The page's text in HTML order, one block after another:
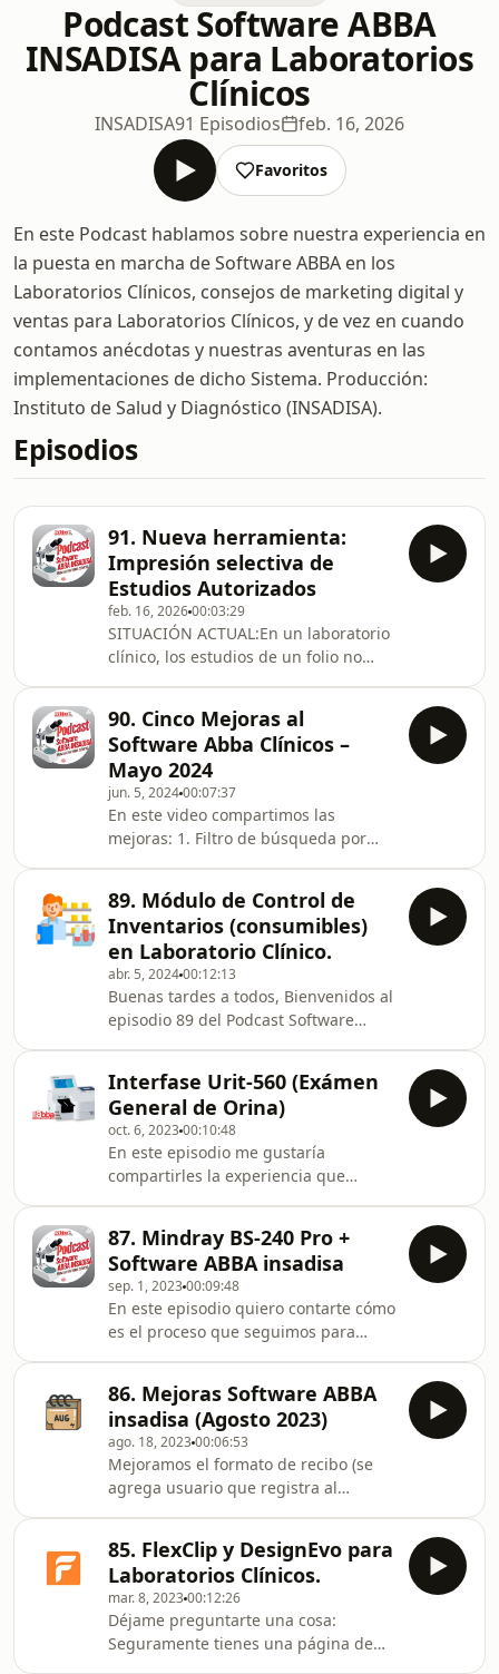
Podcast Software ABBA
INSADISA para Laboratorios
Clínicos
INSADISA91 Episodios feb. 16, 2026
Favoritos
En este Podcast hablamos sobre nuestra experiencia en
la puesta en marcha de Software ABBA en los
Laboratorios Clínicos, consejos de marketing digital y
ventas para Laboratorios Clínicos, y de vez en cuando
contamos anécdotas y nuestras aventuras en las
implementaciones de dicho Sistema. Producción:
Instituto de Salud y Diagnóstico (INSADISA).
Episodios
91. Nueva herramienta:
Impresión selectiva de
Estudios Autorizados
feb. 16, 202600:03:29
SITUACIÓN ACTUAL:En un laboratorio
clínico, los estudios de un folio no
entregan hoy, otros días después, y
otros se agregan conforme avanza el
caso.Sin una impresión parcial, el
personal debía reimprimir todo o
esperar a que el folio estuviera
completo, generando retrasos y
reprocesos.Por eso desarrollamos la
impresión selectiva (o impres
90. Cinco Mejoras al
Software Abba Clínicos –
Mayo 2024
jun. 5, 202400:07:37
En este video compartimos las
mejoras: 1. Filtro de búsqueda por
Cancelados. 3. Se incluye en exportar
del Reporte de Ventas, las
«Observaciones» capturadas en
Recepción. 4. En módulo de
inventarios se agrega en Reporte de
Bajas que aparezca el Usuario que
realizó la baja. 5. Se agrega fecha de
nacimiento en Catálogo de Médicos.
So
89. Módulo de Control de
Inventarios (consumibles)
en Laboratorio Clínico.
abr. 5, 202400:12:13
Buenas tardes a todos, Bienvenidos al
episodio 89 del Podcast Software
acabamos de liberar el módulo para
administración de reactivos en
Laboratorio Clínico. Les quiero
compartir a grandes rasgos lo que
incluye este sencillo pero funcional
módulo: CATÁLOGOS: Artículos Clave,
nombre del artículo, si tiene lote y
caducidad, últim
Interfase Urit-560 (Exámen
General de Orina)
oct. 6, 202300:10:48
En este episodio me gustaría
compartirles la experiencia que
560. Tenemos un cliente con la que ya
llevamos más de 5 años trabajando, y
lo hemos hecho muy bien. Recuerdo
que conocimos al químico en un
Congreso de Químicos en el 2019 y a
la fecha continuamos ofreciendo el
servicio. El Laboratorio en mención
tiene interfasados vari
87. Mindray BS-240 Pro +
Software ABBA insadisa
sep. 1, 202300:09:48
En este episodio quiero contarte cómo
es el proceso que seguimos para
Química Clínica. 1. La necesidad
Tenemos un cliente que tiene un FUJI
NX500 para procesar muestras de
Química Clínica; hace como un mes
nos comentó que ha experimentado
un aumento de pruebas y era de su
interés adquirir un equipo que le
permitiera procesar más
86. Mejoras Software ABBA
insadisa (Agosto 2023)
ago. 18, 202300:06:53
Mejoramos el formato de recibo (se
agrega usuario que registra al
corte).
85. FlexClip y DesignEvo para
Laboratorios Clínicos.
mar. 8, 202300:12:26
Déjame preguntarte una cosa:
Seguramente tienes una página de